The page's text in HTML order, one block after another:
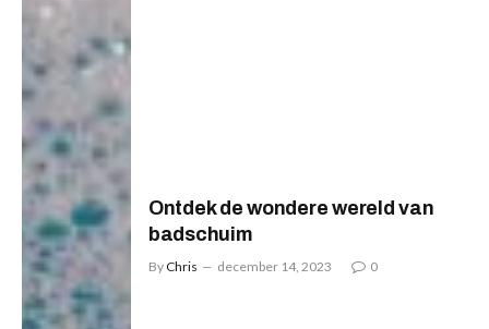
Ontdek de wondere wereld van
badschuim
By Chris december 14, 2023 0